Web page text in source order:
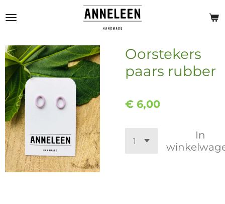
direct
de
hoofdinhoud
Oorstekers
paars rubber
€ 6,00
In